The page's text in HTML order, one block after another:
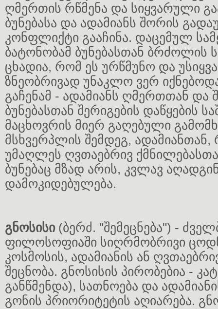
ღმერთის რწმენა და სიყვარული
ბუნებასა და ადამიანს შორის
კონფლიქტი გააჩინა. დაცემულ
ბატონობამ ბუნებასთან ბრძოლის
ცხადია, რომ ეს ურწმუნო და
ზნეობრივად უნაკლო ვერ
გაჩენამ - ადამიანს ღმერთთან და
ბუნებასთან შერიგების დაწყების
მაცხოვრის მიერ გაღებული
მსხვერპლის შემდეგ,
უმაღლეს ღვთაებრივ
ბუნებაც მზად არის, კვლავ
დამოკიდებულება.
გნოსისი (ბერძ. "შემეცნება") -
ფილოსოფიაში სიღრმობრივი
კოსმოსის, ადამიანის ან
შეცნობა. გნოსისის პირობებია -
განწმენდა), სათნოება და
გონის პრიორიტეტის აღიარება.